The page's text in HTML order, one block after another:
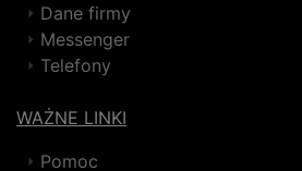
Dane firmy
Messenger
Telefony
WAŻNE LINKI
Pomoc